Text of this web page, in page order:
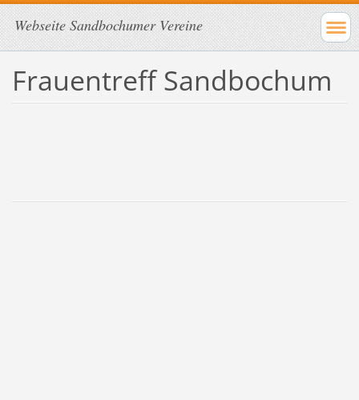
Webseite Sandbochumer Vereine
Frauentreff Sandbochum